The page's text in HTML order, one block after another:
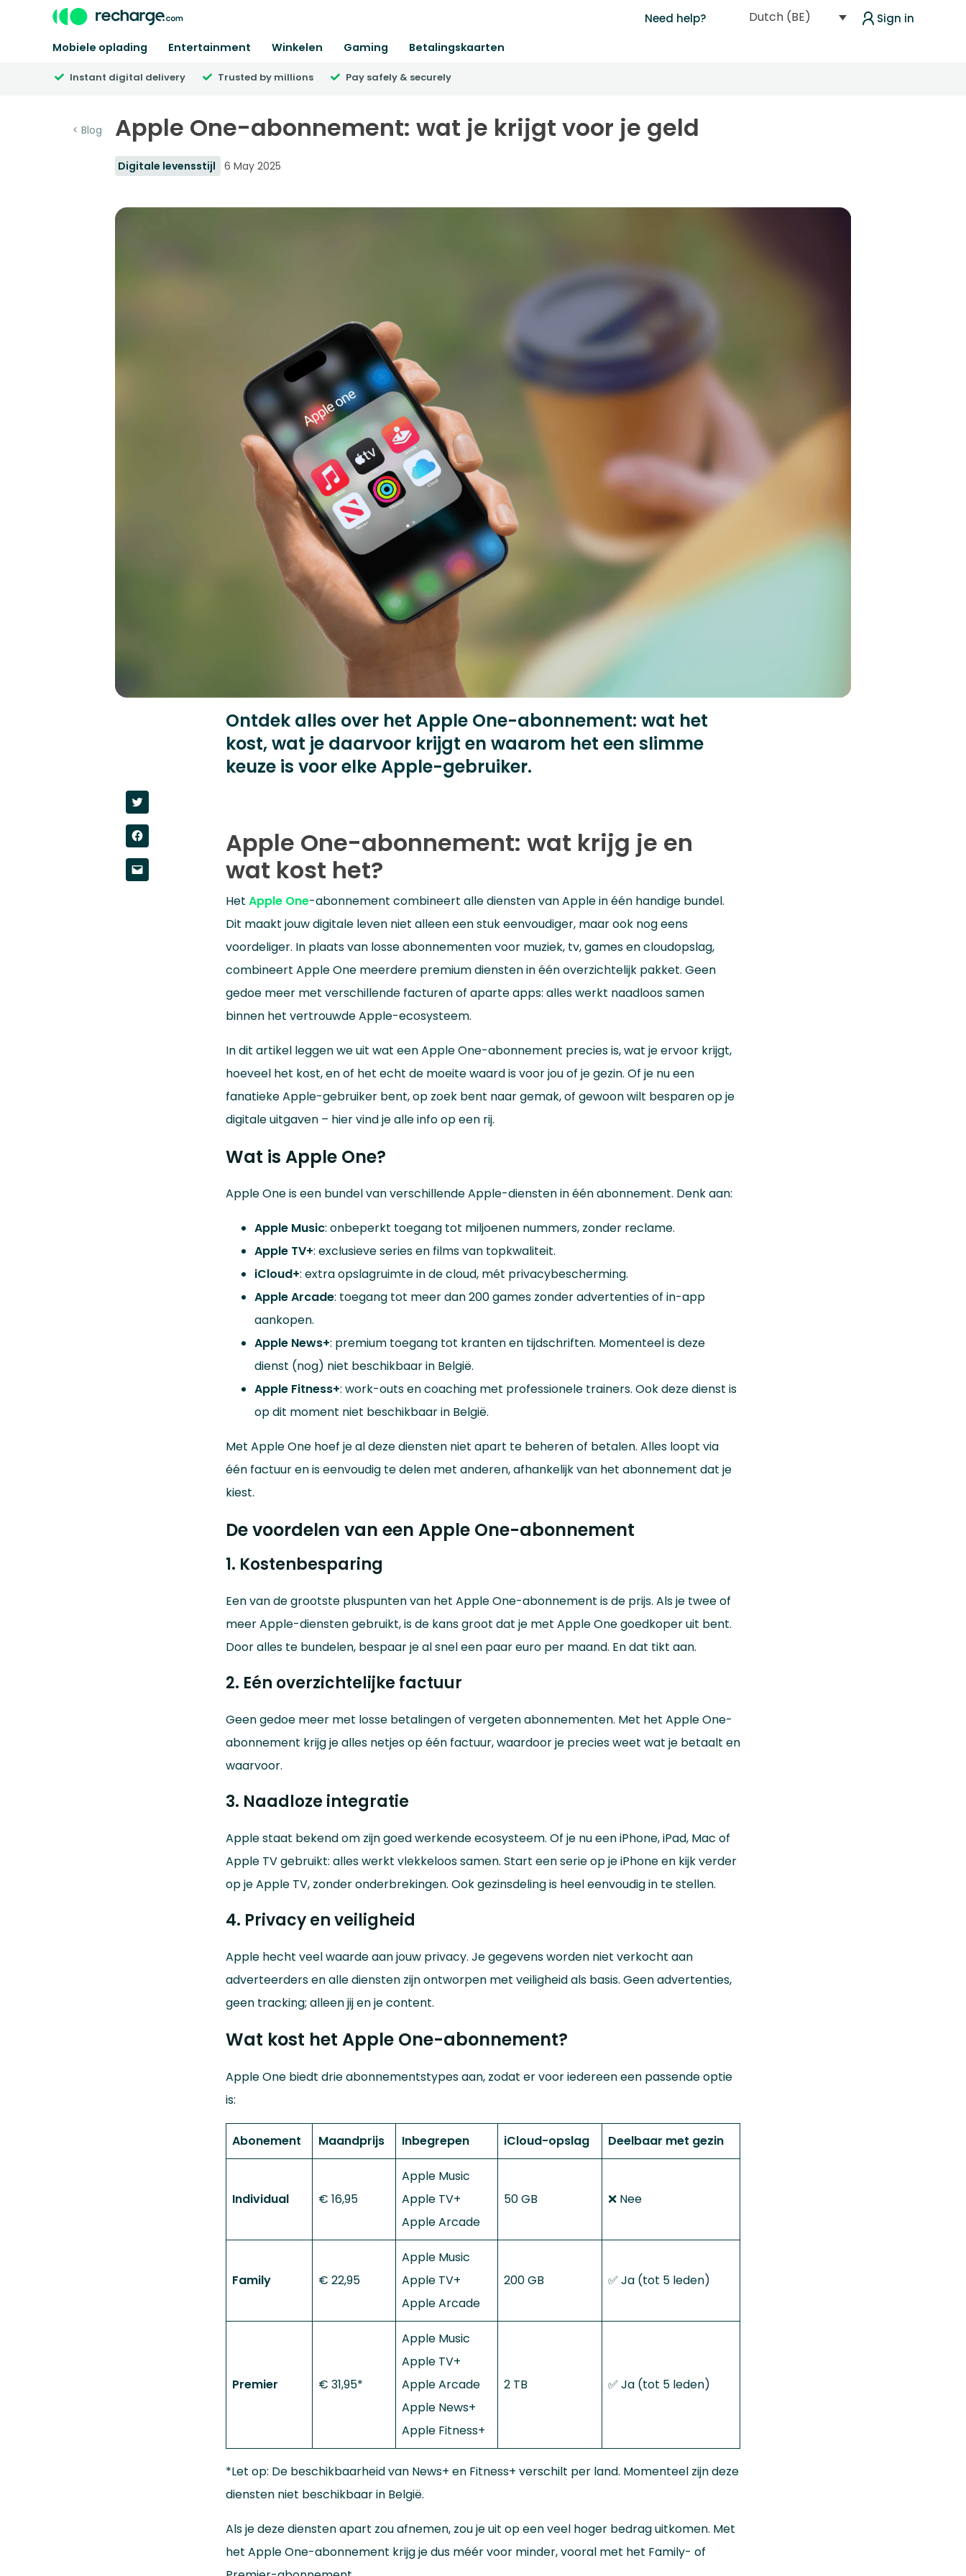
Need help? Dutch (BE) Sign in
Mobiele oplading Entertainment Winkelen Gaming Betalingskaarten
Instant digital delivery Trusted by millions Pay safely & securely
< Blog Apple One-abonnement: wat je krijgt voor je geld
Digitale levensstijl 6 May 2025
Ontdek alles over het Apple One-abonnement: wat het
kost, wat je daarvoor krijgt en waarom het een slimme
keuze is voor elke Apple-gebruiker.
to
on
(Opens
in
to
on
(Opens
to
Apple One-abonnement: wat krijg je en
wat kost het?
Het Apple One-abonnement combineert alle diensten van Apple in één handige bundel.
Dit maakt jouw digitale leven niet alleen een stuk eenvoudiger, maar ook nog eens
voordeliger. In plaats van losse abonnementen voor muziek, tv, games en cloudopslag,
combineert Apple One meerdere premium diensten in één overzichtelijk pakket. Geen
gedoe meer met verschillende facturen of aparte apps: alles werkt naadloos samen
binnen het vertrouwde Apple-ecosysteem.
In dit artikel leggen we uit wat een Apple One-abonnement precies is, wat je ervoor krijgt,
hoeveel het kost, en of het echt de moeite waard is voor jou of je gezin. Of je nu een
fanatieke Apple-gebruiker bent, op zoek bent naar gemak, of gewoon wilt besparen op je
digitale uitgaven – hier vind je alle info op een rij.
Wat is Apple One?
Apple One is een bundel van verschillende Apple-diensten in één abonnement. Denk aan:
Apple Music: onbeperkt toegang tot miljoenen nummers, zonder reclame.
Apple TV+: exclusieve series en films van topkwaliteit.
iCloud+: extra opslagruimte in de cloud, mét privacybescherming.
Apple Arcade: toegang tot meer dan 200 games zonder advertenties of in-app
aankopen.
Apple News+: premium toegang tot kranten en tijdschriften. Momenteel is deze
dienst (nog) niet beschikbaar in België.
Apple Fitness+: work-outs en coaching met professionele trainers. Ook deze dienst is
op dit moment niet beschikbaar in België.
Met Apple One hoef je al deze diensten niet apart te beheren of betalen. Alles loopt via
één factuur en is eenvoudig te delen met anderen, afhankelijk van het abonnement dat je
kiest.
De voordelen van een Apple One-abonnement
1. Kostenbesparing
Een van de grootste pluspunten van het Apple One-abonnement is de prijs. Als je twee of
meer Apple-diensten gebruikt, is de kans groot dat je met Apple One goedkoper uit bent.
Door alles te bundelen, bespaar je al snel een paar euro per maand. En dat tikt aan.
2. Eén overzichtelijke factuur
Geen gedoe meer met losse betalingen of vergeten abonnementen. Met het Apple One-
abonnement krijg je alles netjes op één factuur, waardoor je precies weet wat je betaalt en
waarvoor.
3. Naadloze integratie
Apple staat bekend om zijn goed werkende ecosysteem. Of je nu een iPhone, iPad, Mac of
Apple TV gebruikt: alles werkt vlekkeloos samen. Start een serie op je iPhone en kijk verder
op je Apple TV, zonder onderbrekingen. Ook gezinsdeling is heel eenvoudig in te stellen.
4. Privacy en veiligheid
Apple hecht veel waarde aan jouw privacy. Je gegevens worden niet verkocht aan
adverteerders en alle diensten zijn ontworpen met veiligheid als basis. Geen advertenties,
geen tracking; alleen jij en je content.
Wat kost het Apple One-abonnement?
Apple One biedt drie abonnementstypes aan, zodat er voor iedereen een passende optie
is:
Abonement Maandprijs Inbegrepen iCloud-opslag Deelbaar met gezin
Individual € 16,95
Apple Music
Apple TV+
Apple Arcade
50 GB ❌ Nee
Family € 22,95
Apple Music
Apple TV+
Apple Arcade
200 GB ✅ Ja (tot 5 leden)
Premier € 31,95*
Apple Music
Apple TV+
Apple Arcade
Apple News+
Apple Fitness+
2 TB ✅ Ja (tot 5 leden)
*Let op: De beschikbaarheid van News+ en Fitness+ verschilt per land. Momenteel zijn deze
diensten niet beschikbaar in België.
Als je deze diensten apart zou afnemen, zou je uit op een veel hoger bedrag uitkomen. Met
het Apple One-abonnement krijg je dus méér voor minder, vooral met het Family- of